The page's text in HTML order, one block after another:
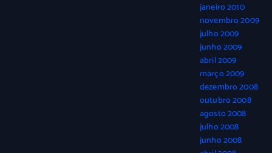
janeiro 2010
novembro 2009
julho 2009
junho 2009
abril 2009
março 2009
dezembro 2008
outubro 2008
agosto 2008
julho 2008
junho 2008